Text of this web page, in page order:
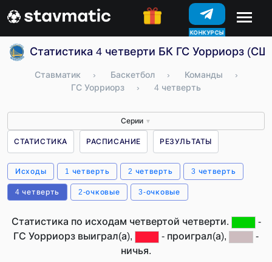
КОНКУРСЫ
Статистика 4 четверти БК ГС Уорриорз
Ставматик › Баскетбол › Команды
›
ГС Уорриорз
› 4 четверть
Серии ▼
СТАТИСТИКА РАСПИСАНИЕ РЕЗУЛЬТАТЫ
Исходы 1 четверть 2 четверть 3 четверть
4 четверть 2-очковые 3-очковые
Статистика по исходам четвертой четверти.
-
ГС Уорриорз выиграл(а),
- проиграл(а),
-
ничья.